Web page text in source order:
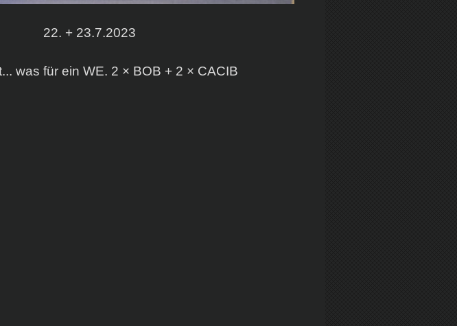
22. + 23.7.2023
was für ein WE. 2 × BOB + 2 × CACIB